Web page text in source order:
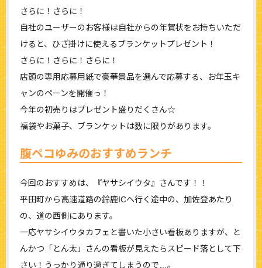
さらに！さらに！
自社のユーザーのお客様は自社からの年賀状をお持ちいただ
けると、ひざ掛けに使えるブランケットプレゼント！
さらに！さらに！さらに！
店頭の専用応募用紙で豪華景品を選んで応募する、お年玉キ
ャンのペーンを開催っ！
今年の初売りはプレゼント盛りだくさん☆
福袋やお菓子、ブランケットは数に限りがあります。
腹ペコゆみのおすすめランチ
今回のおすすめは、『ヤサシイウタ』さんです！！
平田町から高速道路の鈴鹿ICへ行く途中の、加佐登あたり
の、道の西側にあります。
一応ヤサシイウタカフェと書いた小さい看板ありますが、と
んかつ「とん太」さんの看板が見えたらスピード落として下
さい！うっかり通り過ぎてしまうので…。